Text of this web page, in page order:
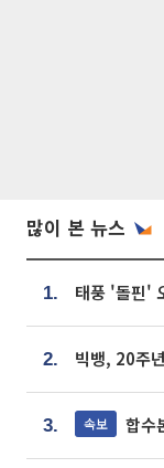
많이 본 뉴스
1.
2.
3. 속보 합수본,